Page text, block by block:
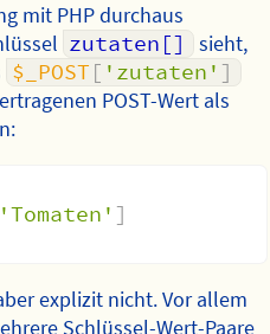
mit PHP durchaus
zutaten[]
sieht,
$_POST [ 'zutaten' ]
POST-Wert als
'Tomaten' ]
explizit nicht. Vor allem
Schlüssel-Wert-Paare